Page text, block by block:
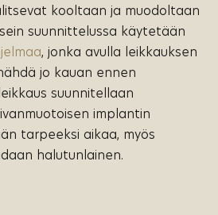
kooltaan ja muodoltaan
suunnittelussa käytetään
, jonka avulla leikkauksen
jo kauan ennen
suunnitellaan
implantin
tarpeeksi aikaa, myös
halutunlainen.